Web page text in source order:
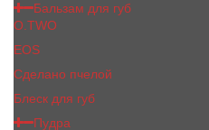
Бальзам для губ
O.TWO
EOS
Сделано пчелой
Блеск для губ
Пудра